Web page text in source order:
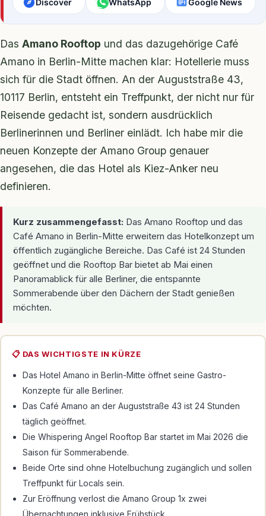
Discover WhatsApp Google News
Das Amano Rooftop und das dazugehörige Café
Amano in Berlin-Mitte machen klar: Hotellerie muss
sich für die Stadt öffnen. An der Auguststraße 43,
10117 Berlin, entsteht ein Treffpunkt, der nicht nur für
Reisende gedacht ist, sondern ausdrücklich
Berlinerinnen und Berliner einlädt. Ich habe mir die
neuen Konzepte der Amano Group genauer
angesehen, die das Hotel als Kiez-Anker neu
definieren.
Kurz zusammengefasst: Das Amano Rooftop und das
Café Amano in Berlin-Mitte erweitern das Hotelkonzept um
öffentlich zugängliche Bereiche. Das Café ist 24 Stunden
geöffnet und die Rooftop Bar bietet ab Mai einen
Panoramablick für alle Berliner, die entspannte
Sommerabende über den Dächern der Stadt genießen
möchten.
📋 DAS WICHTIGSTE IN KÜRZE
Das Hotel Amano in Berlin-Mitte öffnet seine Gastro-
Konzepte für alle Berliner.
Das Café Amano an der Auguststraße 43 ist 24 Stunden
täglich geöffnet.
Die Whispering Angel Rooftop Bar startet im Mai 2026 die
Saison für Sommerabende.
Beide Orte sind ohne Hotelbuchung zugänglich und sollen
Treffpunkt für Locals sein.
Zur Eröffnung verlost die Amano Group 1x zwei
Übernachtungen inklusive Frühstück.